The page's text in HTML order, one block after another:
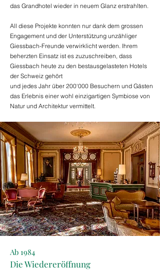
das Grandhotel wieder in neuem Glanz erstrahlten.
All diese Projekte konnten nur dank dem grossen
Engagement und der Unterstützung unzähliger
Giessbach-Freunde verwirklicht werden. Ihrem
beherzten Einsatz ist es zuzuschreiben, dass
Giessbach heute zu den bestausgelasteten Hotels
der Schweiz gehört
und jedes Jahr über 200‘000 Besuchern und Gästen
das Erlebnis einer wohl einzigartigen Symbiose von
Natur und Architektur vermittelt.
Ab 1984
Die Wiedereröffnung